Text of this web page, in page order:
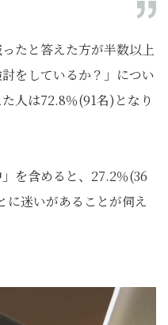
たと答えた方が半数以上
をしているか？」につい
人は72.8％(91名)となり
を含めると、27.2％(36
に迷いがあることが伺え